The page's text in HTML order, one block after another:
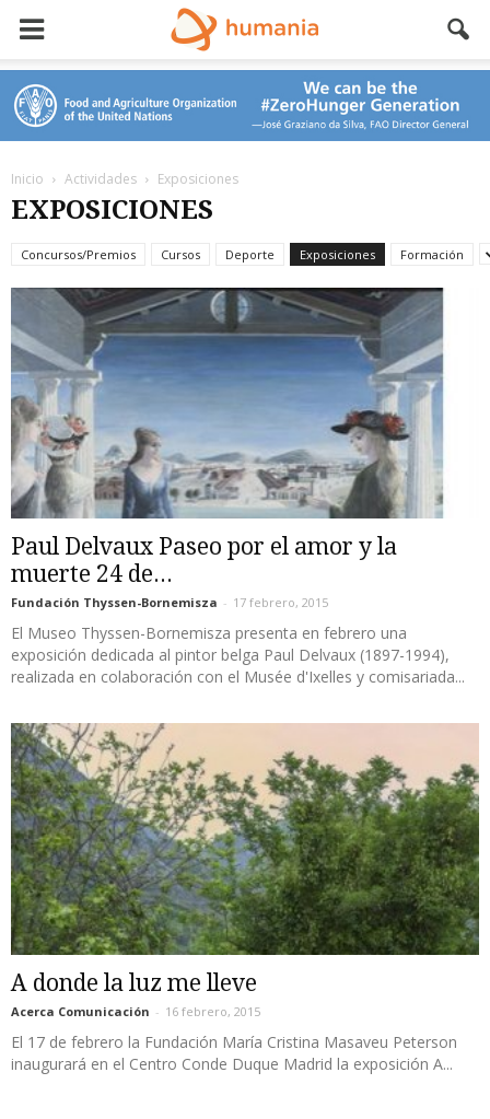
Inicio Actividades Exposiciones
EXPOSICIONES
Concursos/Premios Cursos Deporte Exposiciones Formación
Paul Delvaux Paseo por el amor y la
muerte 24 de...
Fundación Thyssen-Bornemisza - 17 febrero, 2015
El Museo Thyssen-Bornemisza presenta en febrero una
exposición dedicada al pintor belga Paul Delvaux (1897-1994),
realizada en colaboración con el Musée d'Ixelles y comisariada...
A donde la luz me lleve
Acerca Comunicación - 16 febrero, 2015
El 17 de febrero la Fundación María Cristina Masaveu Peterson
inaugurará en el Centro Conde Duque Madrid la exposición A...